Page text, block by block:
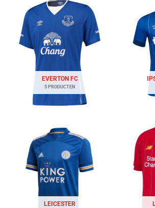
EVERTON FC
5 PRODUCTEN
LEICESTER